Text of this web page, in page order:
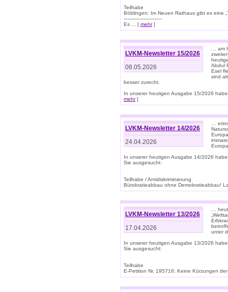
Teilhabe
Böblingen: Im Neuen Rathaus gibt es eine
-------------------------
Es ... [ mehr]
LVKM-Newsletter 15/2026
08.05.2026
… am
Abdul
Esel
sind
besser zurecht.
In unserer heutigen Ausgabe 15/2026
mehr]
LVKM-Newsletter 14/2026
24.04.2026
…
In unserer heutigen Ausgabe 14/2026
Sie ausgesucht:
Teilhabe / Antidiskriminierung
Bürokratieabbau ohne Demokratieabbau!
LVKM-Newsletter 13/2026
17.04.2026
…
unter
In unserer heutigen Ausgabe 13/2026
Sie ausgesucht:
Teilhabe
E-Petition Nr. 195716: Keine Kürzungen